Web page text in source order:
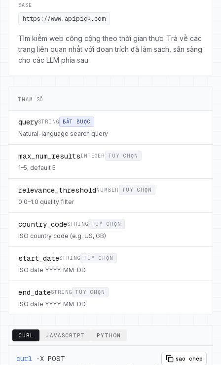
BASE
https://www.apipick.com
Tìm kiếm web công cộng theo thời gian thực. Trả về các
trang liên quan nhất với đoạn trích đã làm sạch, sẵn sàng
cho các LLM phía sau.
THAM SỐ
querySTRING BẮT BUỘC
Natural-language search query
max_num_resultsINTEGER TÙY CHỌN
1–5, default 5
relevance_threshold NUMBER TÙY CHỌN
0.0–1.0 quality filter
country_codeSTRING TÙY CHỌN
ISO country code (e.g. US, GB)
start_dateSTRING TÙY CHỌN
ISO date YYYY-MM-DD
end_dateSTRING TÙY CHỌN
ISO date YYYY-MM-DD
CURL JAVASCRIPT PYTHON
sao chép
curl